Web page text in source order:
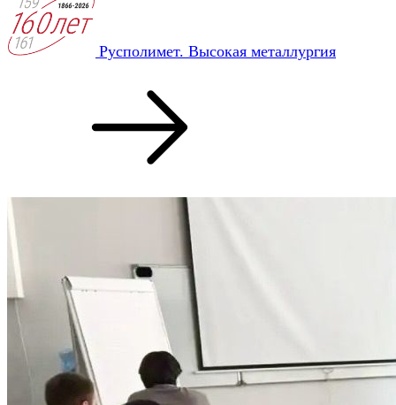
Русполимет. Высокая металлургия